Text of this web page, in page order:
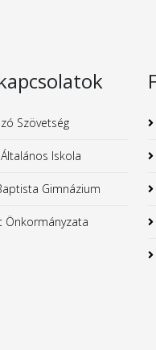
Szövetség
Iskola
Gimnázium
Önkormányzata